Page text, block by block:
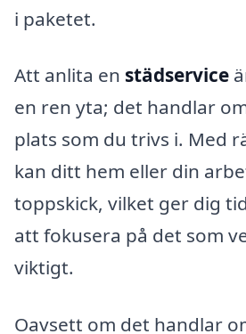
i paketet.
Att anlita en städservice
en ren yta; det handlar
plats som du trivs i. Med
kan ditt hem eller din
toppskick, vilket ger dig
att fokusera på det som
viktigt.
Oavsett om det handlar